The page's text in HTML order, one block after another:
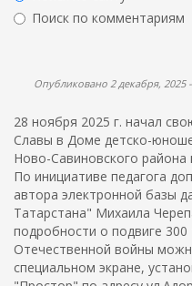
р
и
с
к
а
Поиск по комментариям
Опубликовано 2 декабря, 2025
28 ноября 2025 г. начал
Славы в Доме детско-
Ново-Савиновского
По инициативе педагога
автора электронной базы
Татарстана" Михаила
подробности о подвиге
Отечественной войны
специальном экране,